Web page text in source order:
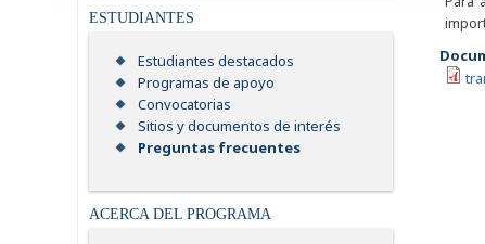
ESTUDIANTES
Estudiantes destacados
Programas de apoyo
Convocatorias
Sitios y documentos de interés
Preguntas frecuentes
ACERCA DEL PROGRAMA